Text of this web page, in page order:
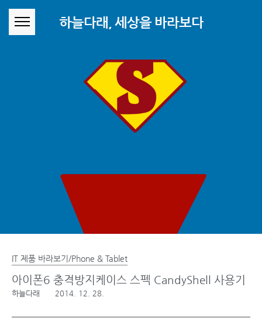
하늘다래, 세상을 바라보다
IT 제품 바라보기/Phone & Tablet
아이폰6 충격방지케이스 스펙 CandyShell 사용기
하늘다래 2014. 12. 28.